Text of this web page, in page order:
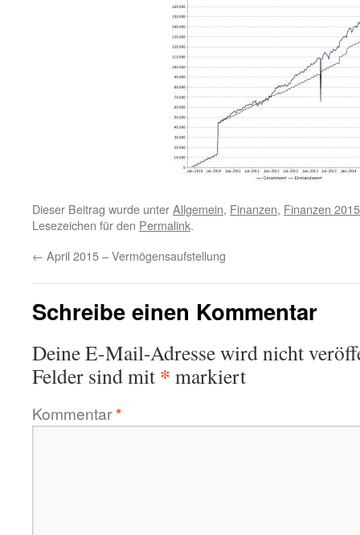
Dieser Beitrag wurde unterAllgemein, Finanzen, Finanzen 2015
Lesezeichen für den Permalink.
← April 2015 – Vermögensaufstellung
Schreibe einen Kommentar
Deine E-Mail-Adresse wird nicht
Felder sind mit * markiert
Kommentar*